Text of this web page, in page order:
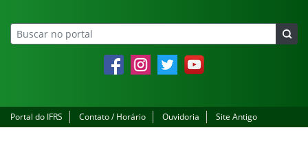
FacebookInstagramTwitter YouTube
Portal do IFRS Contato / Horário Ouvidoria Site Antigo